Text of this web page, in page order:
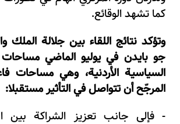
كما تشهد الوقائع.
وتؤكد نتائج اللقاء بين جلالة الملك
جو بايدن في يوليو الماضي
السياسية الأردنية، وهي مساحات
المرجّح أن تتواصل في التأثير مستقبلا:
- فإلى جانب تعزيز الشراكة بين